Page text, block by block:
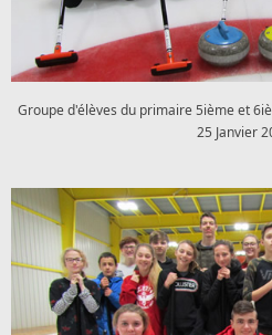
Groupe d'élèves du primaire 5ième et
25 Janvier